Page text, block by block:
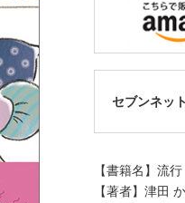
セブンネッ
【書籍名】流
【著者】津田